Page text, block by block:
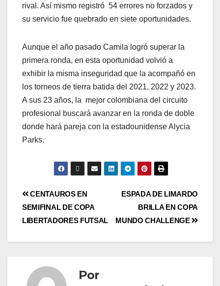
rival. Así mismo registró 54 errores no forzados y
su servicio fue quebrado en siete oportunidades.
Aunque el año pasado Camila logró superar la
primera ronda, en esta oportunidad volvió a
exhibir la misma inseguridad que la acompañó en
los torneos de tierra batida del 2021, 2022 y 2023.
A sus 23 años, la mejor colombiana del circuito
profesional buscará avanzar en la ronda de doble
donde hará pareja con la estadounidense Alycia
Parks.
ESPADA DE LIMARDO
BRILLA EN COPA
MUNDO CHALLENGE
CENTAUROS EN
SEMIFINAL DE COPA
LIBERTADORES FUTSAL
Por